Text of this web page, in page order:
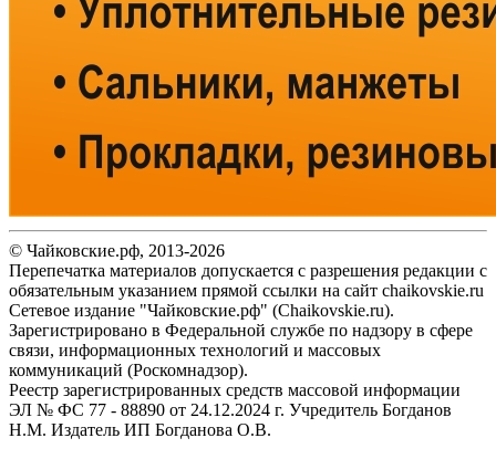
© Чайковские.рф, 2013-2026
Перепечатка материалов допускается с разрешения редакции с
обязательным указанием прямой ссылки на сайт chaikovskie.ru
Сетевое издание "Чайковские.рф" (Chaikovskie.ru).
Зарегистрировано в Федеральной службе по надзору в сфере
связи, информационных технологий и массовых
коммуникаций (Роскомнадзор).
Реестр зарегистрированных средств массовой информации
ЭЛ № ФС 77 - 88890 от 24.12.2024 г. Учредитель Богданов
Н.М. Издатель ИП Богданова О.В.